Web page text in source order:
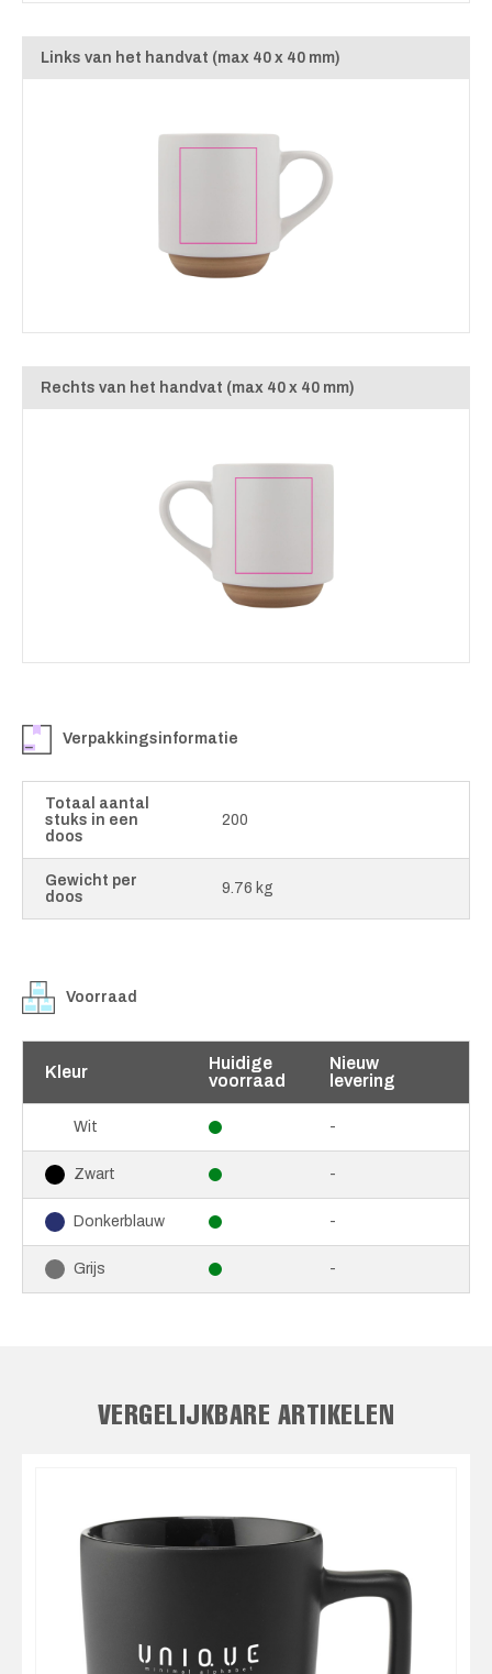
Links van het handvat (max 40 x 40 mm)
Rechts van het handvat (max 40 x 40 mm)
Verpakkingsinformatie
Totaal aantal
stuks in een
doos
200
Gewicht per
doos
9.76 kg
Voorraad
Kleur
Huidige
voorraad
Nieuw
levering
Wit -
Zwart -
Donkerblauw -
Grijs -
VERGELIJKBARE ARTIKELEN